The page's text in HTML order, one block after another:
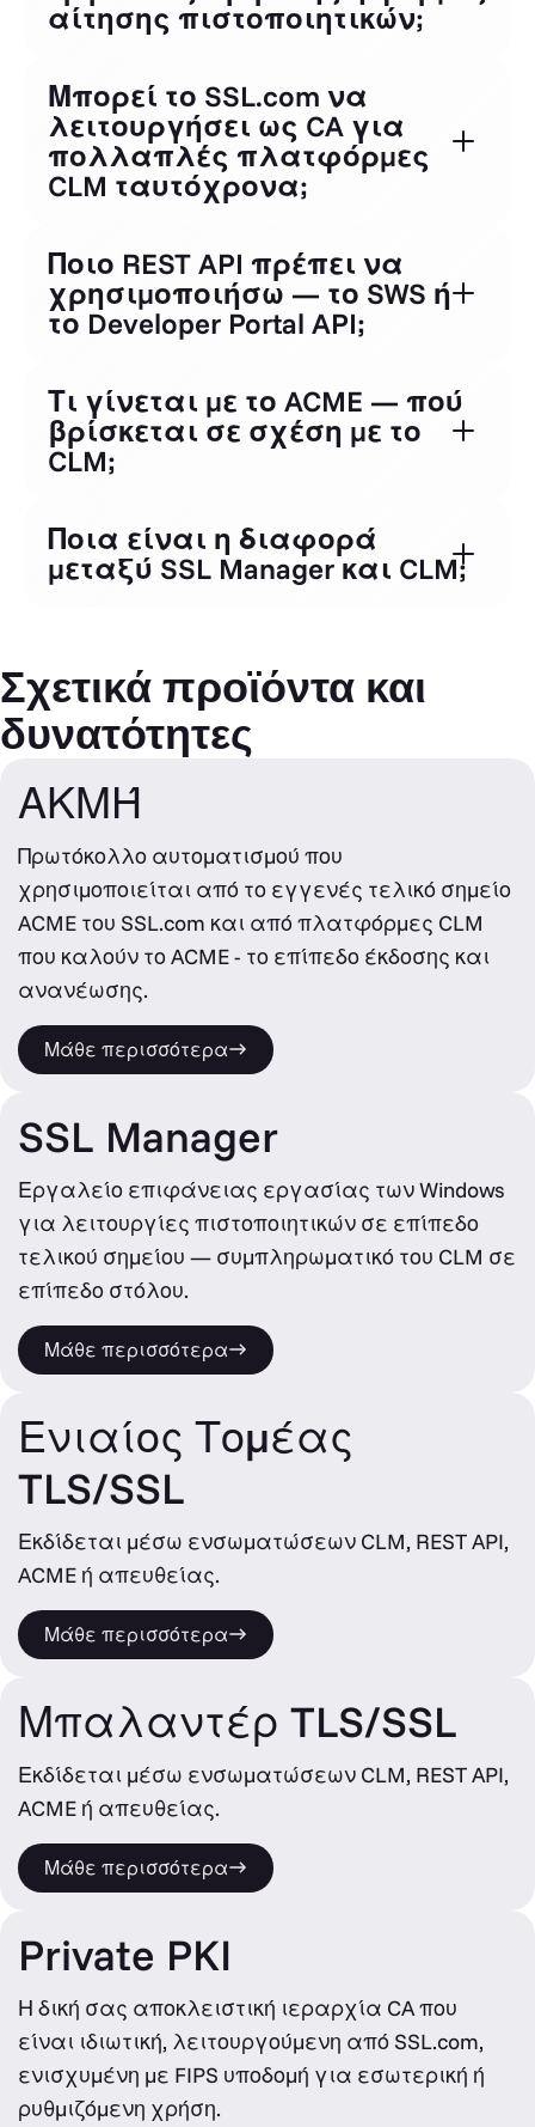
αίτησης πιστοποιητικών;
Μπορεί το SSL.com να
λειτουργήσει ως CA για
πολλαπλές πλατφόρμες
CLM ταυτόχρονα;
Ποιο REST API πρέπει να
χρησιμοποιήσω — το SWS ή
το Developer Portal API;
Τι γίνεται με το ACME — πού
βρίσκεται σε σχέση με το
CLM;
Ποια είναι η διαφορά
μεταξύ SSL Manager και CLM;
Σχετικά προϊόντα και
δυνατότητες
ΑΚΜΉ
Πρωτόκολλο αυτοματισμού που
χρησιμοποιείται από το εγγενές τελικό σημείο
ACME του SSL.com και από πλατφόρμες CLM
που καλούν το ACME - το επίπεδο έκδοσης και
ανανέωσης.
Μάθε περισσότερα
SSL Manager
Εργαλείο επιφάνειας εργασίας των Windows
για λειτουργίες πιστοποιητικών σε επίπεδο
τελικού σημείου — συμπληρωματικό του CLM σε
επίπεδο στόλου.
Μάθε περισσότερα
Ενιαίος Τομέας
TLS/SSL
Εκδίδεται μέσω ενσωματώσεων CLM, REST API,
ACME ή απευθείας.
Μάθε περισσότερα
Μπαλαντέρ TLS/SSL
Εκδίδεται μέσω ενσωματώσεων CLM, REST API,
ACME ή απευθείας.
Μάθε περισσότερα
Private PKI
Η δική σας αποκλειστική ιεραρχία CA που
είναι ιδιωτική, λειτουργούμενη από SSL.com,
ενισχυμένη με FIPS υποδομή για εσωτερική ή
ρυθμιζόμενη χρήση.